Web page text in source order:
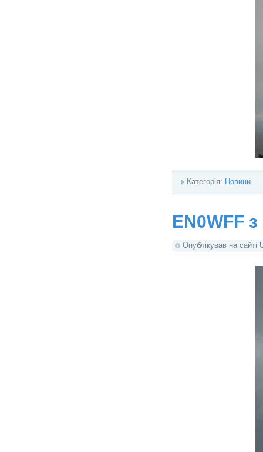
Категорія: Новини
EN0WFF
Опублікував на сайті